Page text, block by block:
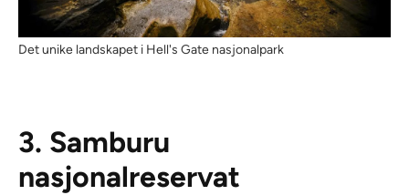
Det unike landskapet i Hell's Gate nasjonalpark
3. Samburu
nasjonalreservat